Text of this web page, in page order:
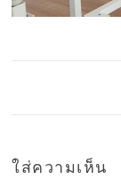
ใส่ความเห็น